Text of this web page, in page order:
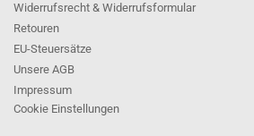
Widerrufsrecht & Widerrufsformular
Retouren
EU-Steuersätze
Unsere AGB
Impressum
Cookie Einstellungen